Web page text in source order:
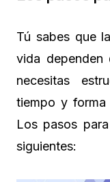
Tú sabes que
vida dependen
necesitas
tiempo y forma
Los pasos
siguientes: